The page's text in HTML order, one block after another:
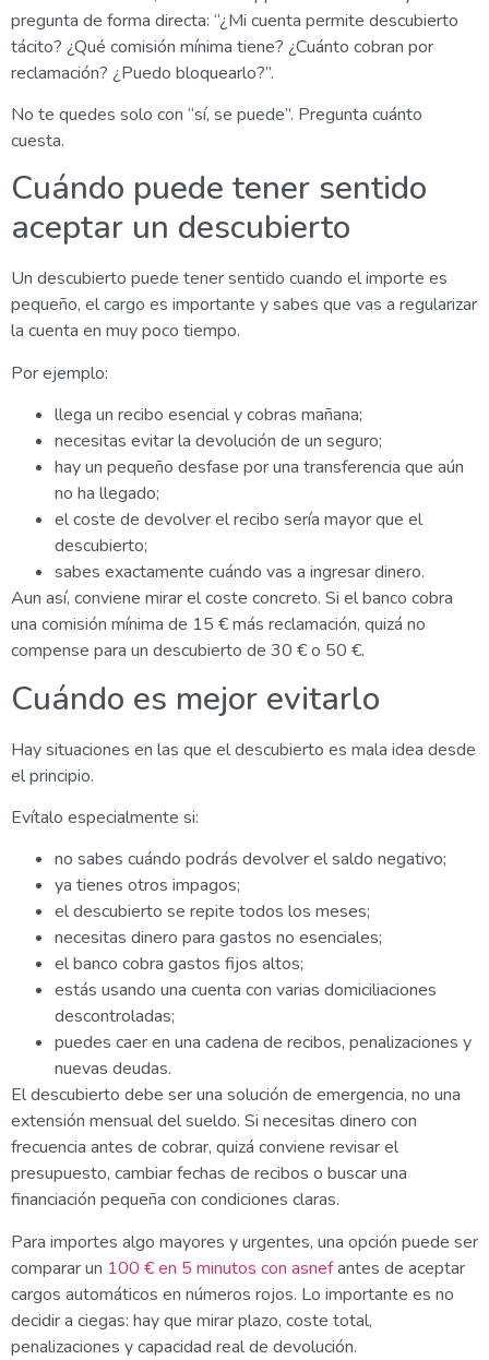
pregunta de forma directa: “¿Mi cuenta permite descubierto
tácito? ¿Qué comisión mínima tiene? ¿Cuánto cobran por
reclamación? ¿Puedo bloquearlo?”.
No te quedes solo con “sí, se puede”. Pregunta cuánto
cuesta.
Cuándo puede tener sentido
aceptar un descubierto
Un descubierto puede tener sentido cuando el importe es
pequeño, el cargo es importante y sabes que vas a regularizar
la cuenta en muy poco tiempo.
Por ejemplo:
llega un recibo esencial y cobras mañana;
necesitas evitar la devolución de un seguro;
hay un pequeño desfase por una transferencia que aún
no ha llegado;
el coste de devolver el recibo sería mayor que el
descubierto;
sabes exactamente cuándo vas a ingresar dinero.
Aun así, conviene mirar el coste concreto. Si el banco cobra
una comisión mínima de 15 € más reclamación, quizá no
compense para un descubierto de 30 € o 50 €.
Cuándo es mejor evitarlo
Hay situaciones en las que el descubierto es mala idea desde
el principio.
Evítalo especialmente si:
no sabes cuándo podrás devolver el saldo negativo;
ya tienes otros impagos;
el descubierto se repite todos los meses;
necesitas dinero para gastos no esenciales;
el banco cobra gastos fijos altos;
estás usando una cuenta con varias domiciliaciones
descontroladas;
puedes caer en una cadena de recibos, penalizaciones y
nuevas deudas.
El descubierto debe ser una solución de emergencia, no una
extensión mensual del sueldo. Si necesitas dinero con
frecuencia antes de cobrar, quizá conviene revisar el
presupuesto, cambiar fechas de recibos o buscar una
financiación pequeña con condiciones claras.
Para importes algo mayores y urgentes, una opción puede ser
comparar un 100 € en 5 minutos con asnefantes de aceptar
cargos automáticos en números rojos. Lo importante es no
decidir a ciegas: hay que mirar plazo, coste total,
penalizaciones y capacidad real de devolución.